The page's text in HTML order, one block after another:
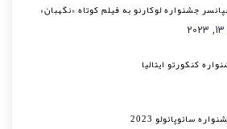
جشنواره لوکارنو به فیلم کوتاه «نگهبان»
کنکورتو ایتالیا
سائوپائولو 2023